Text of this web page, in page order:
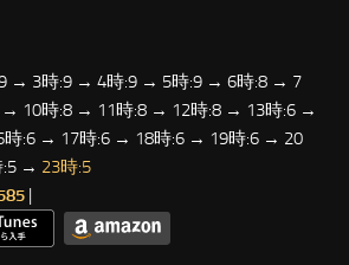
→ 3時:9 → 4時:9 → 5時:9 → 6時:8 → 7
10時:8 → 11時:8 → 12時:8 → 13時:6 →
:6 → 17時:6 → 18時:6 → 19時:6 → 20
→ 23時:5
|